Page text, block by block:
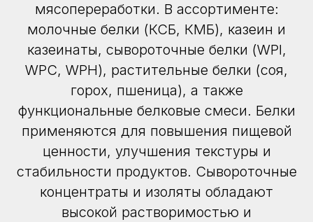
мясопереработки. В ассортименте:
молочные белки (КСБ, КМБ), казеин и
казеинаты, сывороточные белки (WPI,
WPC, WPH), растительные белки (соя,
горох, пшеница), а также
функциональные белковые смеси. Белки
применяются для повышения пищевой
ценности, улучшения текстуры и
стабильности продуктов. Сывороточные
концентраты и изоляты обладают
высокой растворимостью и